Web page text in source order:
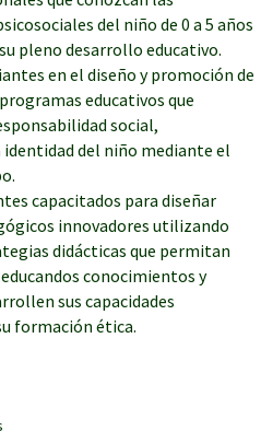
del niño de 0 a 5 años
pleno desarrollo educativo.
en el diseño y promoción de
educativos que
social,
del niño mediante el
capacitados para diseñar
innovadores utilizando
didácticas que permitan
conocimientos y
sus capacidades
formación ética.